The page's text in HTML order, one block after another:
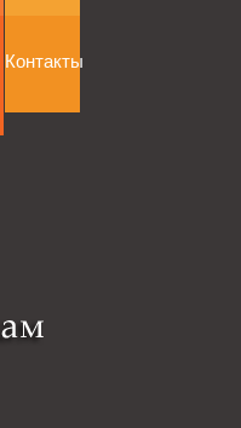
Контакты